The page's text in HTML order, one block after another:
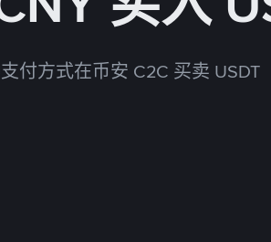
付方式在币安 C2C 买卖 USDT